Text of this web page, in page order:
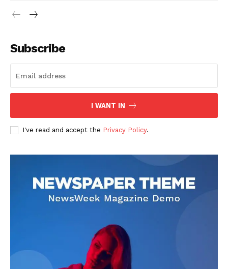
Subscribe
I WANT IN
I've read and accept the Privacy Policy.